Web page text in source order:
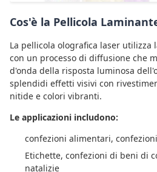
Cos'è la Pellicola
La pellicola olografica laser utilizza
con un processo di diffusione che
d'onda della risposta luminosa
splendidi effetti visivi con
nitide e colori vibranti.
Le applicazioni includono:
confezioni alimentari,
Etichette, confezioni di beni di
natalizie